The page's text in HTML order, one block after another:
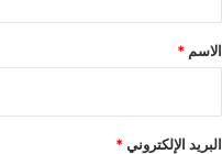
*
الاسم *
البريد الإلكتروني*